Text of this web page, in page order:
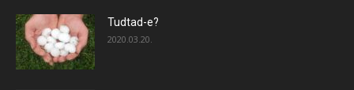
Tudtad-e?
2020.03.20.